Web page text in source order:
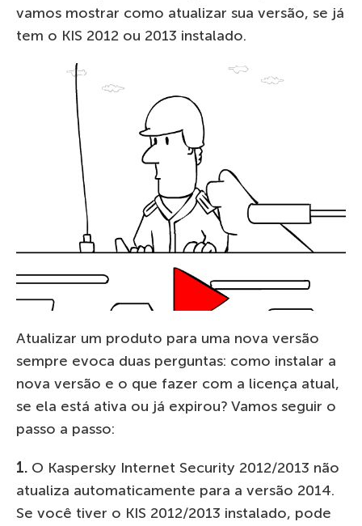
vamos mostrar como atualizar sua versão, se já
tem o KIS 2012 ou 2013 instalado.
Atualizar um produto para uma nova versão
sempre evoca duas perguntas: como instalar a
nova versão e o que fazer com a licença atual,
se ela está ativa ou já expirou? Vamos seguir o
passo a passo:
1. O Kaspersky Internet Security 2012/2013 não
atualiza automaticamente para a versão 2014.
Se você tiver o KIS 2012/2013 instalado, pode